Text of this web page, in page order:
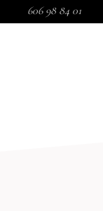
606 98 84 01